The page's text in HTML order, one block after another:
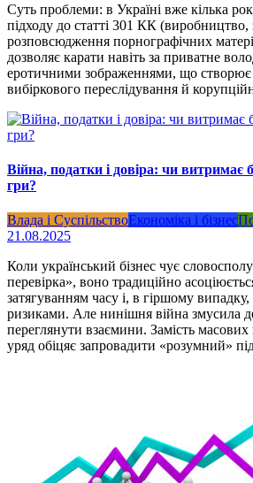
Суть проблеми: в Україні вже кілька
підходу до статті 301 КК (виробництво,
розповсюдження порнографічних
дозволяє карати навіть за приватне
еротичними зображеннями, що
вибіркового переслідування й
Війна, податки і довіра: чи витримає
гри?
Влада і СуспільствоЕкономіка і бізнес
21.08.2025
Коли український бізнес чує
перевірка», воно традиційно
затягуванням часу і, в гіршому
ризиками. Але нинішня війна змусила
переглянути взаємини. Замість масових
уряд обіцяє запровадити «розумний»